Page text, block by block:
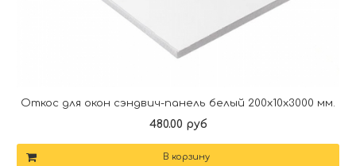
Откос для окон сэндвич-панель белый 200х10х3000 мм.
480.00 руб
В корзину